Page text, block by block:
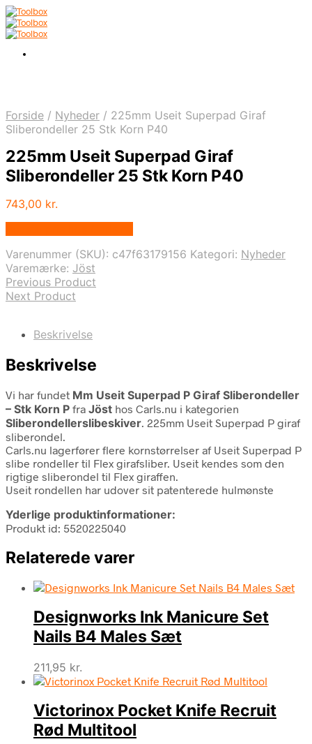
Forside / Nyheder / 225mm Useit Superpad Giraf
Sliberondeller 25 Stk Korn P40
225mm Useit Superpad Giraf
Sliberondeller 25 Stk Korn P40
743,00 kr.
Varenummer (SKU): c47f63179156 Kategori: Nyheder
Varemærke: Jöst
Previous Product
Next Product
Beskrivelse
Beskrivelse
Vi har fundet Mm Useit Superpad P Giraf Sliberondeller
– Stk Korn P fra Jöst hos Carls.nu i kategorien
Sliberondellerslibeskiver. 225mm Useit Superpad P giraf
sliberondel.
Carls.nu lagerfører flere kornstørrelser af Useit Superpad P
slibe rondeller til Flex girafsliber. Useit kendes som den
rigtige sliberondel til Flex giraffen.
Useit rondellen har udover sit patenterede hulmønste
Yderlige produktinformationer:
Produkt id: 5520225040
Relaterede varer
Designworks Ink Manicure Set
Nails B4 Males Sæt
211,95 kr.
Victorinox Pocket Knife Recruit
Rød Multitool